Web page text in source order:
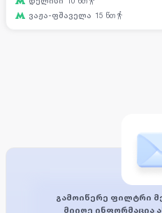
ვაჟა-ფშაველა 15 წთ
გამოიწერე ფილტრი
მიიღე ინფორმაცია